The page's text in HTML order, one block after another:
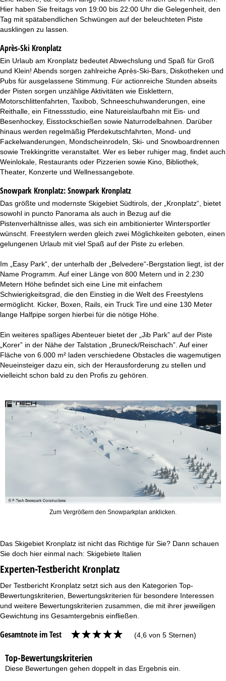
Hier haben Sie freitags von 19:00 bis 22:00 Uhr die Gelegenheit, den
Tag mit spätabendlichen Schwüngen auf der beleuchteten Piste
ausklingen zu lassen.
Après-Ski Kronplatz
Ein Urlaub am Kronplatz bedeutet Abwechslung und Spaß für Groß
und Klein! Abends sorgen zahlreiche Après-Ski-Bars, Diskotheken und
Pubs für ausgelassene Stimmung. Für actionreiche Stunden abseits
der Pisten sorgen unzählige Aktivitäten wie Eisklettern,
Motorschlittenfahrten, Taxibob, Schneeschuhwanderungen, eine
Reithalle, ein Fitnessstudio, eine Natureislaufbahn mit Eis- und
Besenhockey, Eisstockschießen sowie Naturrodelbahnen. Darüber
hinaus werden regelmäßig Pferdekutschfahrten, Mond- und
Fackelwanderungen, Mondscheinrodeln, Ski- und Snowboardrennen
sowie Trekkingritte veranstaltet. Wer es lieber ruhiger mag, findet auch
Weinlokale, Restaurants oder Pizzerien sowie Kino, Bibliothek,
Theater, Konzerte und Wellnessangebote.
Snowpark Kronplatz:Snowpark Kronplatz
Das größte und modernste Skigebiet Südtirols, der „Kronplatz“, bietet
sowohl in puncto Panorama als auch in Bezug auf die
Pistenverhältnisse alles, was sich ein ambitionierter Wintersportler
wünscht. Freestylern werden gleich zwei Möglichkeiten geboten, einen
gelungenen Urlaub mit viel Spaß auf der Piste zu erleben.
Im „Easy Park“, der unterhalb der „Belvedere“-Bergstation liegt, ist der
Name Programm. Auf einer Länge von 800 Metern und in 2.230
Metern Höhe befindet sich eine Line mit einfachem
Schwierigkeitsgrad, die den Einstieg in die Welt des Freestylens
ermöglicht. Kicker, Boxen, Rails, ein Truck Tire und eine 130 Meter
lange Halfpipe sorgen hierbei für die nötige Höhe.
Ein weiteres spaßiges Abenteuer bietet der „Jib Park” auf der Piste
„Korer” in der Nähe der Talstation „Bruneck/Reischach”. Auf einer
Fläche von 6.000 m² laden verschiedene Obstacles die wagemutigen
Neueinsteiger dazu ein, sich der Herausforderung zu stellen und
vielleicht schon bald zu den Profis zu gehören.
Zum Vergrößern den Snowparkplan anklicken.
Das Skigebiet Kronplatz ist nicht das Richtige für Sie? Dann schauen
Sie doch hier einmal nach: Skigebiete Italien
Experten-Testbericht Kronplatz
Der Testbericht Kronplatz setzt sich aus den Kategorien Top-
Bewertungskriterien, Bewertungskriterien für besondere Interessen
und weitere Bewertungskriterien zusammen, die mit ihrer jeweiligen
Gewichtung ins Gesamtergebnis einfließen.
Gesamtnote im Test (4,6 von 5 Sternen)
Top-Bewertungskriterien
Diese Bewertungen gehen doppelt in das Ergebnis ein.